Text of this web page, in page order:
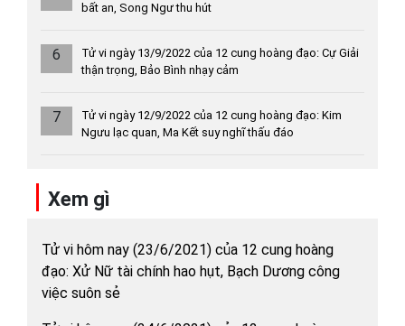
bất an, Song Ngư thu hút
6
Tử vi ngày 13/9/2022 của 12 cung hoàng đạo: Cự Giải
thận trọng, Bảo Bình nhạy cảm
7
Tử vi ngày 12/9/2022 của 12 cung hoàng đạo: Kim
Ngưu lạc quan, Ma Kết suy nghĩ thấu đáo
Xem gì
Tử vi hôm nay (23/6/2021) của 12 cung hoàng
đạo: Xử Nữ tài chính hao hụt, Bạch Dương công
việc suôn sẻ